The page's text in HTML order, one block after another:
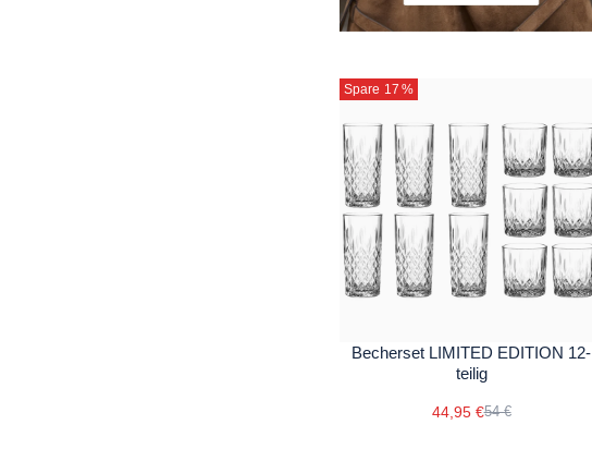
Spare 17 %
Becherset LIMITED EDITION 12-
teilig
44,95 €54 €